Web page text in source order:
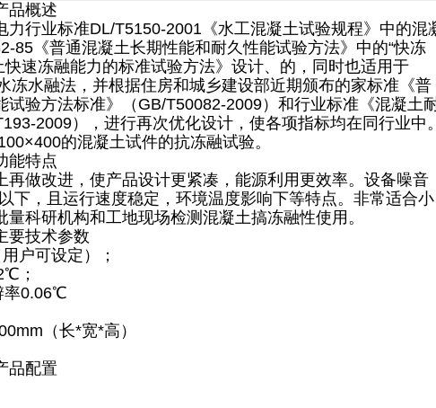
品概述
力行业标准DL/T5150-2001《水工混凝土试验规程》中的混
85《普通混凝土长期性能和耐久性能试验方法》中的“快冻
速冻融能力的标准试验方法》设计、的，同时也适用于
冻水融法，并根据住房和城乡建设部近期颁布的家标准《普
试验方法标准》（GB/T50082-2009）和行业标准《混凝土
2009），进行再次优化设计，使各项指标均在同行业中。
的混凝土试件的抗冻融试验。
能特点
再做改进，使产品设计更紧凑，能源利用更效率。设备噪音
下，且运行速度稳定，环境温度影响下等特点。非常适合小
科研机构和工地现场检测混凝土搞冻融性使用。
要技术参数
户可设定）；
；
率0.06℃
（长*宽*高）
品配置